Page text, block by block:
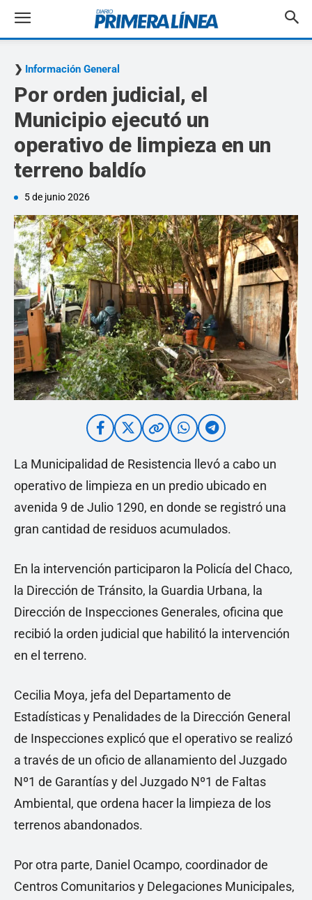
Información General
Por orden judicial, el
Municipio ejecutó un
operativo de limpieza en un
terreno baldío
5 de junio 2026
La Municipalidad de Resistencia llevó a cabo un
operativo de limpieza en un predio ubicado en
avenida 9 de Julio 1290, en donde se registró una
gran cantidad de residuos acumulados.
En la intervención participaron la Policía del Chaco,
la Dirección de Tránsito, la Guardia Urbana, la
Dirección de Inspecciones Generales, oficina que
recibió la orden judicial que habilitó la intervención
en el terreno.
Cecilia Moya, jefa del Departamento de
Estadísticas y Penalidades de la Dirección General
de Inspecciones explicó que el operativo se realizó
a través de un oficio de allanamiento del Juzgado
Nº1 de Garantías y del Juzgado Nº1 de Faltas
Ambiental, que ordena hacer la limpieza de los
terrenos abandonados.
Por otra parte, Daniel Ocampo, coordinador de
Centros Comunitarios y Delegaciones Municipales,